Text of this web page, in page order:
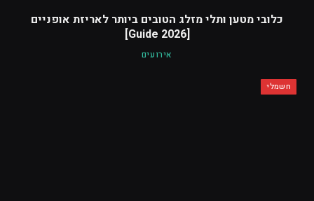
כלובי מטען ותלי מזלג הטובים ביותר לאריזת אופניים
[2026 Guide]
אירועים
חשמלי